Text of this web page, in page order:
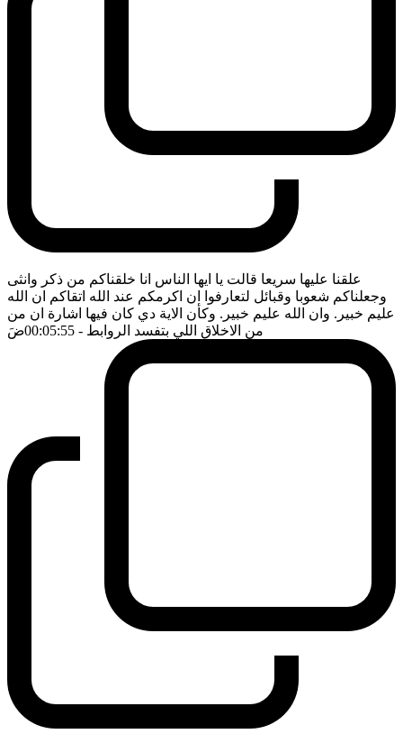
علقنا عليها سريعا قالت يا ايها الناس انا خلقناكم من ذكر وانثى
وجعلناكم شعوبا وقبائل لتعارفوا ان اكرمكم عند الله اتقاكم ان الله
عليم خبير. وان الله عليم خبير. وكأن الاية دي كان فيها اشارة ان من
من الاخلاق اللي بتفسد الروابط - 00:05:55 ضَ